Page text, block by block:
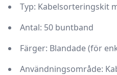
Typ: Kabelsorteringskit
Antal: 50 buntband
Färger: Blandade (för
Användningsområde: